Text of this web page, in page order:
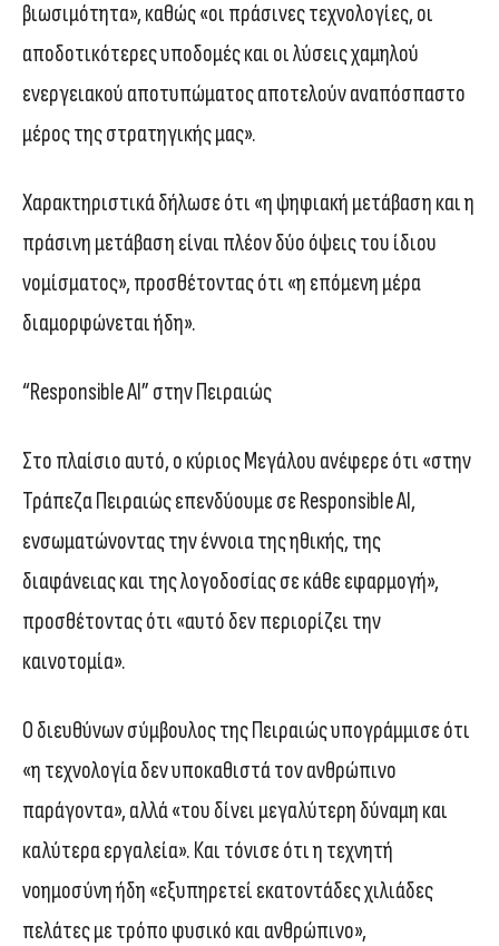
βιωσιμότητα», καθώς «οι πράσινες τεχνολογίες, οι
αποδοτικότερες υποδομές και οι λύσεις χαμηλού
ενεργειακού αποτυπώματος αποτελούν αναπόσπαστο
μέρος της στρατηγικής μας».
Χαρακτηριστικά δήλωσε ότι «η ψηφιακή μετάβαση και η
πράσινη μετάβαση είναι πλέον δύο όψεις του ίδιου
νομίσματος», προσθέτοντας ότι «η επόμενη μέρα
διαμορφώνεται ήδη».
“Responsible AI” στην Πειραιώς
Στο πλαίσιο αυτό, ο κύριος Μεγάλου ανέφερε ότι «στην
Τράπεζα Πειραιώς επενδύουμε σε Responsible AI,
ενσωματώνοντας την έννοια της ηθικής, της
διαφάνειας και της λογοδοσίας σε κάθε εφαρμογή»,
προσθέτοντας ότι «αυτό δεν περιορίζει την
καινοτομία».
Ο διευθύνων σύμβουλος της Πειραιώς υπογράμμισε ότι
«η τεχνολογία δεν υποκαθιστά τον ανθρώπινο
παράγοντα», αλλά «του δίνει μεγαλύτερη δύναμη και
καλύτερα εργαλεία». Και τόνισε ότι η τεχνητή
νοημοσύνη ήδη «εξυπηρετεί εκατοντάδες χιλιάδες
πελάτες με τρόπο φυσικό και ανθρώπινο»,